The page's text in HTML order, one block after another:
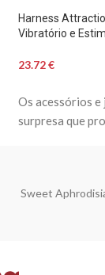
Harness
Vibratório e
23.72€
Os acessórios
surpresa que
Sweet